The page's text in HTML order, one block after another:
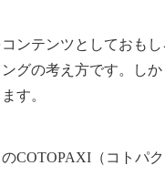
ンテンツとしておも
グの考え方です。し
す。
COTOPAXI（コトパ